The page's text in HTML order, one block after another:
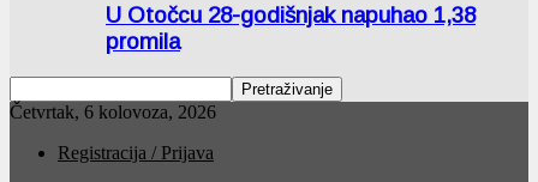
U Otočcu 28-godišnjak napuhao 1,38
promila
Četvrtak, 6 kolovoza, 2026
Registracija / Prijava